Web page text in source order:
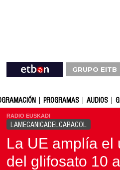
GRUPO EITB
PROGRAMAS AUDIOS
RADIO EUSKADI
LAMECANICADELCARACOL
La UE amplía el
del glifosato 10